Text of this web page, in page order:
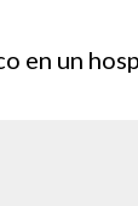
en un